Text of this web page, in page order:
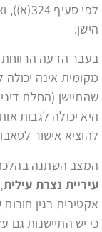
לפי
הישן.
בעבר הדעה
מקומית אינה
שהתיישן (החלת
היא יכולה לגבות
להוציא אישור
המצב השתנה בהלכת
עיריית נצרת עילית
אקטיבית בגין
כי יש התיישנות גם